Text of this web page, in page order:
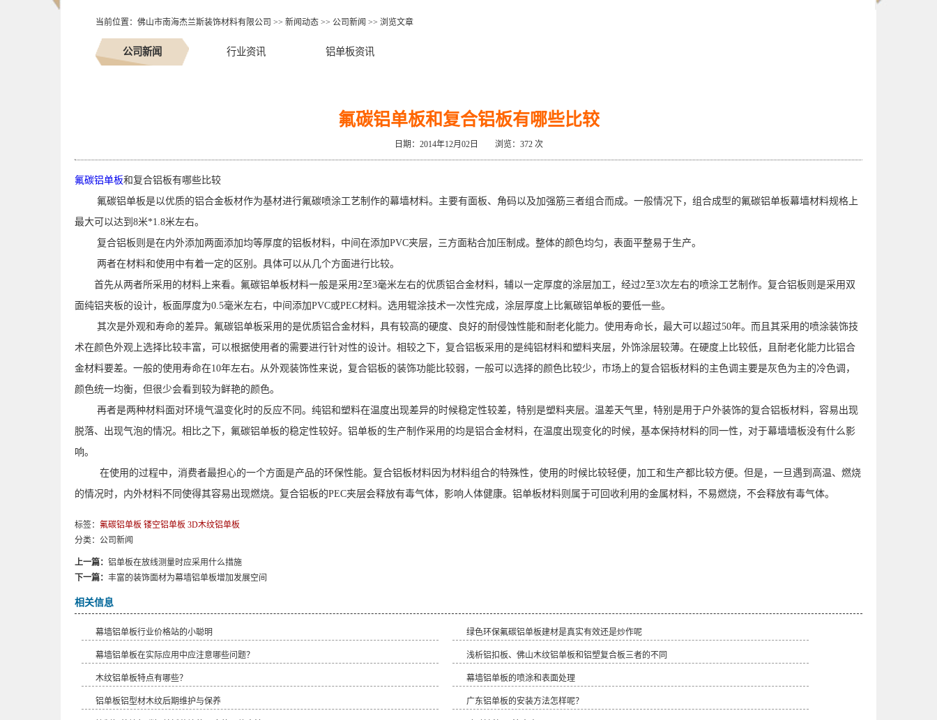
当前位置： 佛山市南海杰兰斯装饰材料有限公司 >> 新闻动态 >> 公司新闻 >> 浏览文章
公司新闻 行业资讯 铝单板资讯
氟碳铝单板和复合铝板有哪些比较
日期：2014年12月02日 浏览： 372 次
氟碳铝单板和复合铝板有哪些比较
氟碳铝单板是以优质的铝合金板材作为基材进行氟碳喷涂工艺制作的幕墙材料。主要有面板、角码以及加强筋三者组合而成。一般情况下，组合成型的氟碳铝单板幕墙材料规格上
最大可以达到8米*1.8米左右。
复合铝板则是在内外添加两面添加均等厚度的铝板材料，中间在添加PVC夹层，三方面粘合加压制成。整体的颜色均匀，表面平整易于生产。
两者在材料和使用中有着一定的区别。具体可以从几个方面进行比较。
首先从两者所采用的材料上来看。氟碳铝单板材料一般是采用2至3毫米左右的优质铝合金材料，辅以一定厚度的涂层加工，经过2至3次左右的喷涂工艺制作。复合铝板则是采用双
面纯铝夹板的设计，板面厚度为0.5毫米左右，中间添加PVC或PEC材料。选用辊涂技术一次性完成，涂层厚度上比氟碳铝单板的要低一些。
其次是外观和寿命的差异。氟碳铝单板采用的是优质铝合金材料，具有较高的硬度、良好的耐侵蚀性能和耐老化能力。使用寿命长，最大可以超过50年。而且其采用的喷涂装饰技
术在颜色外观上选择比较丰富，可以根据使用者的需要进行针对性的设计。相较之下，复合铝板采用的是纯铝材料和塑料夹层，外饰涂层较薄。在硬度上比较低，且耐老化能力比铝合
金材料要差。一般的使用寿命在10年左右。从外观装饰性来说，复合铝板的装饰功能比较弱，一般可以选择的颜色比较少，市场上的复合铝板材料的主色调主要是灰色为主的冷色调，
颜色统一均衡，但很少会看到较为鲜艳的颜色。
再者是两种材料面对环境气温变化时的反应不同。纯铝和塑料在温度出现差异的时候稳定性较差，特别是塑料夹层。温差天气里，特别是用于户外装饰的复合铝板材料，容易出现
脱落、出现气泡的情况。相比之下，氟碳铝单板的稳定性较好。铝单板的生产制作采用的均是铝合金材料，在温度出现变化的时候，基本保持材料的同一性，对于幕墙墙板没有什么影
响。
在使用的过程中，消费者最担心的一个方面是产品的环保性能。复合铝板材料因为材料组合的特殊性，使用的时候比较轻便，加工和生产都比较方便。但是，一旦遇到高温、燃烧
的情况时，内外材料不同使得其容易出现燃烧。复合铝板的PEC夹层会释放有毒气体，影响人体健康。铝单板材料则属于可回收利用的金属材料，不易燃烧，不会释放有毒气体。
标签： 氟碳铝单板 镂空铝单板 3D木纹铝单板
分类： 公司新闻
上一篇： 铝单板在放线测量时应采用什么措施
下一篇： 丰富的装饰面材为幕墙铝单板增加发展空间
相关信息
幕墙铝单板行业价格站的小聪明 绿色环保氟碳铝单板建材是真实有效还是炒作呢
​幕墙铝单板在实际应用中应注意哪些问题？ ​浅析铝扣板、佛山木纹铝单板和铝塑复合板三者的不同
木纹铝单板特点有哪些？ 幕墙铝单板的喷涂和表面处理
铝单板铝型材木纹后期维护与保养 广东铝单板的安装方法怎样呢？